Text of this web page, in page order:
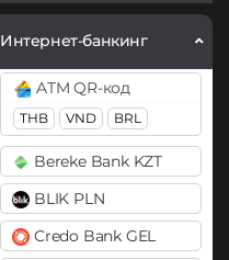
Cronos (CRO)
DAI
ERC20
DASH
Decentraland (MANA)
Dogecoin (DOGE)
Neteller
USD EUR
NixMoney
USD
Payeer
USD EUR
Payoneer
Интернет-банкинг
ATM QR-код
THB VND BRL
Bereke Bank KZT
BLIK PLN
Credo Bank GEL